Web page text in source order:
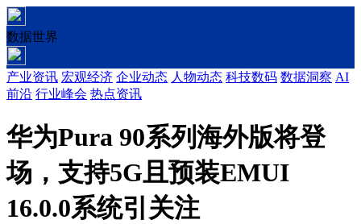
数据世界
产业资讯 宏观经济 企业动态 人物动态 科技数码 数据洞察 AI
前沿 行业峰会 热点资讯
华为Pura 90系列海外版将登
场，支持5G且预装EMUI
16.0.0系统引关注